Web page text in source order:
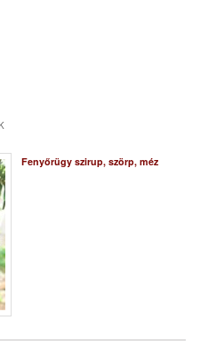
Fenyőrügy szirup, szörp, méz